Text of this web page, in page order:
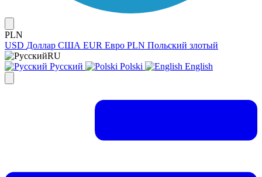
PLN
USD Доллар США EUR Евро PLN Польский злотый
RU
Русский
Polski English